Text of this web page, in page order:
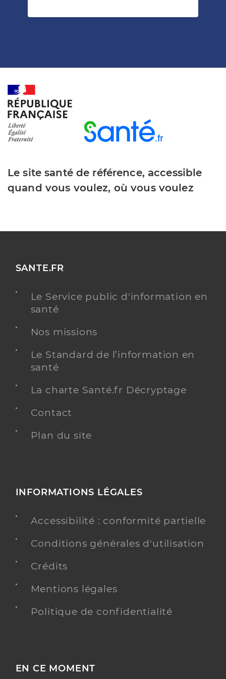
Le site santé de référence, accessible
quand vous voulez, où vous voulez
SANTE.FR
Le Service public d'information en
santé
Nos missions
Le Standard de l’information en
santé
La charte Santé.fr Décryptage
Contact
Plan du site
INFORMATIONS LÉGALES
Accessibilité : conformité partielle
Conditions générales d'utilisation
Crédits
Mentions légales
Politique de confidentialité
EN CE MOMENT